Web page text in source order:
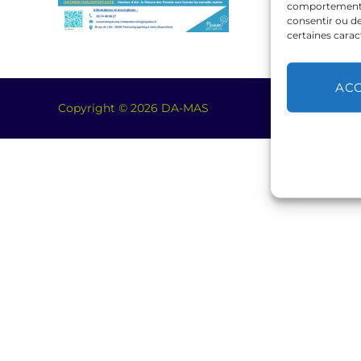
comportement
consentir ou
certaines
Copyright © 2026 DA-MAS